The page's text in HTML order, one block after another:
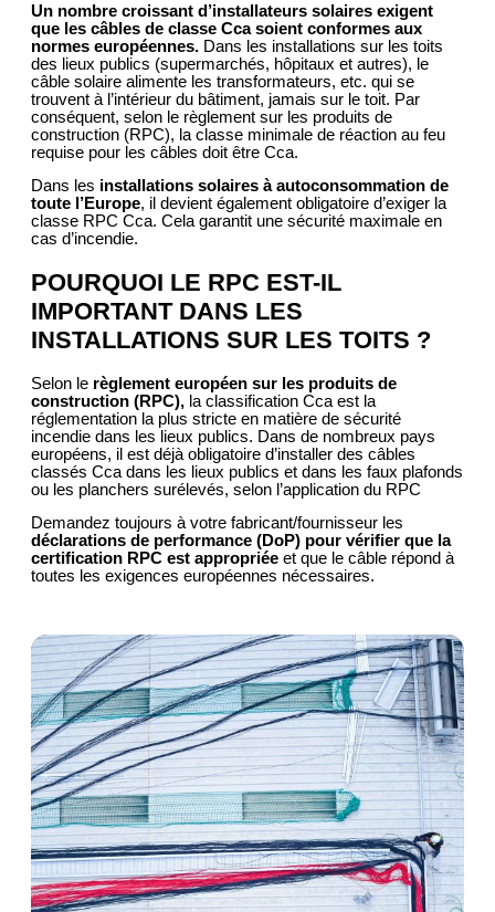
Un nombre croissant d’installateurs solaires exigent
que les câbles de classe Cca soient conformes aux
normes européennes. Dans les installations sur les toits
des lieux publics (supermarchés, hôpitaux et autres), le
câble solaire alimente les transformateurs, etc. qui se
trouvent à l’intérieur du bâtiment, jamais sur le toit. Par
conséquent, selon le règlement sur les produits de
construction (RPC), la classe minimale de réaction au feu
requise pour les câbles doit être Cca.
Dans les installations solaires à autoconsommation de
toute l’Europe, il devient également obligatoire d’exiger la
classe RPC Cca. Cela garantit une sécurité maximale en
cas d’incendie.
POURQUOI LE RPC EST-IL
IMPORTANT DANS LES
INSTALLATIONS SUR LES TOITS ?
Selon le règlement européen sur les produits de
construction (RPC), la classification Cca est la
réglementation la plus stricte en matière de sécurité
incendie dans les lieux publics. Dans de nombreux pays
européens, il est déjà obligatoire d’installer des câbles
classés Cca dans les lieux publics et dans les faux plafonds
ou les planchers surélevés, selon l’application du RPC
Demandez toujours à votre fabricant/fournisseur les
déclarations de performance (DoP) pour vérifier que la
certification RPC est appropriée et que le câble répond à
toutes les exigences européennes nécessaires.